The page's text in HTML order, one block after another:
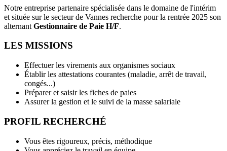
Notre entreprise partenaire spécialisée dans le domaine de l'intérim
et située sur le secteur de Vannes recherche pour la rentrée 2025 son
alternant Gestionnaire de Paie H/F.
LES MISSIONS
Effectuer les virements aux organismes sociaux
Établir les attestations courantes (maladie, arrêt de travail,
congés...)
Préparer et saisir les fiches de paies
Assurer la gestion et le suivi de la masse salariale
PROFIL RECHERCHÉ
Vous êtes rigoureux, précis, méthodique